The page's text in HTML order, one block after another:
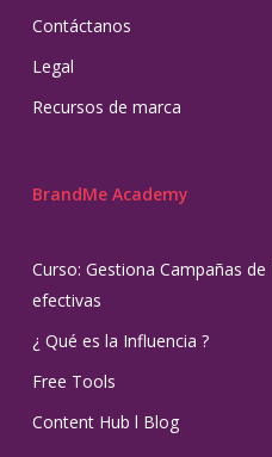
Contáctanos
Legal
Recursos de marca
BrandMe Academy
Curso: Gestiona Campañas
efectivas
¿ Qué es la Influencia ?
Free Tools
Content Hub l Blog